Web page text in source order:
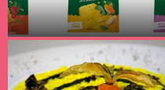
sfoglie croccanti che
conquistano la pausa snack